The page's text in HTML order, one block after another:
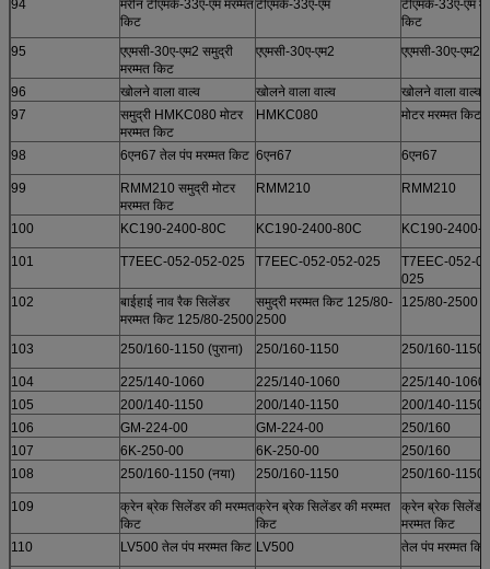
94
मरीन टीएमके-33ए-एम मरम्मत
किट
टीएमके-33ए-एम
टीएमके-33ए-एम
किट
95
एएमसी-30ए-एम2 समुद्री
मरम्मत किट
एएमसी-30ए-एम2 एएमसी-30ए-एम2
96 खोलने वाला वाल्व खोलने वाला वाल्व
खोलने वाला वाल्व
97
समुद्री HMKC080 मोटर
मरम्मत किट
HMKC080 मोटर मरम्मत किट
98 6एन67 तेल पंप मरम्मत किट 6एन67 6एन67
99
RMM210 समुद्री मोटर
मरम्मत किट
RMM210 RMM210
100 KC190-2400-80C KC190-2400-80C KC190-2400-
101 T7EEC-052-052-025 T7EEC-052-052-025
T7EEC-052-
025
102
बाईहाई नाव रैक सिलेंडर
मरम्मत किट 125/80-2500
समुद्री मरम्मत किट 125/80-
2500
125/80-2500
103 250/160-1150 (पुराना) 250/160-1150 250/160-1150
104 225/140-1060 225/140-1060
225/140-1060
105
200/140-1150 200/140-1150
200/140-1150
106
GM-224-00 GM-224-00
250/160
107
6K-250-00 6K-250-00
250/160
108
250/160-1150 (नया) 250/160-1150 250/160-1150
109
क्रेन ब्रेक सिलेंडर की मरम्मत
किट
क्रेन ब्रेक सिलेंडर की मरम्मत
किट
क्रेन ब्रेक सिलेंडर
मरम्मत किट
110
LV500 तेल पंप मरम्मत किट LV500 तेल पंप मरम्मत किट